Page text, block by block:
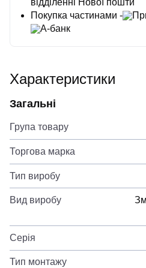
Покупка частинами -
А-банк
Характеристики
Загальні
Група товару
Торгова марка
Тип виробу
Вид виробу
Серія
Тип монтажу